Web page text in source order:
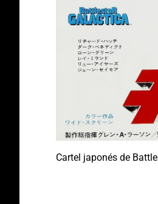
Cartel japonés de